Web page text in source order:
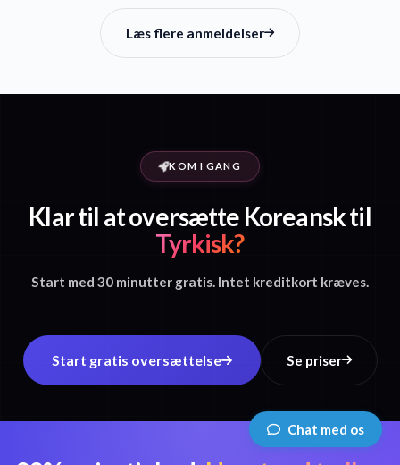
Læs flere anmeldelser
KOM I GANG
Klar til at oversætte Koreansk til
Tyrkisk?
Start med 30 minutter gratis. Intet kreditkort kræves.
Start gratis oversættelse Se priser
Chat med os